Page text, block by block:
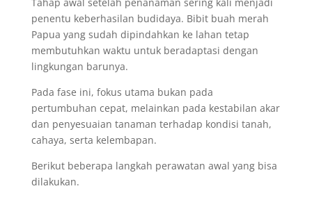
penentu keberhasilan budidaya. Bibit buah merah
Papua yang sudah dipindahkan ke lahan tetap
membutuhkan waktu untuk beradaptasi dengan
lingkungan barunya.
Pada fase ini, fokus utama bukan pada
pertumbuhan cepat, melainkan pada kestabilan akar
dan penyesuaian tanaman terhadap kondisi tanah,
cahaya, serta kelembapan.
Berikut beberapa langkah perawatan awal yang bisa
dilakukan.